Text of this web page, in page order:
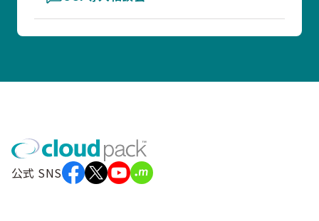
公式 SNS